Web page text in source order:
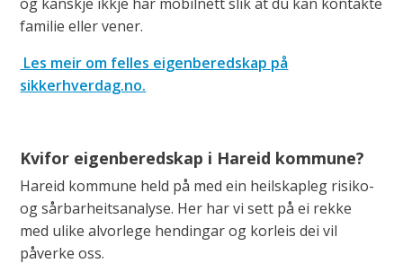
familie eller vener.
Les meir om felles eigenberedskap på
sikkerhverdag.no.
Kvifor eigenberedskap i Hareid kommune?
Hareid kommune held på med ein heilskapleg risiko-
og sårbarheitsanalyse. Her har vi sett på ei rekke
med ulike alvorlege hendingar og korleis dei vil
påverke oss.